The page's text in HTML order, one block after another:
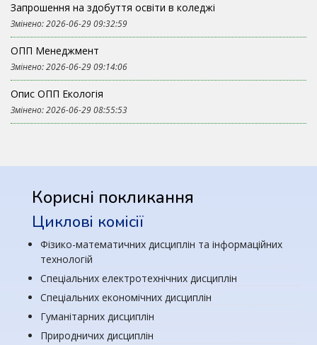
Запрошення на здобуття освіти в коледжі
Змінено: 2026-06-29 09:32:59
ОПП Менеджмент
Змінено: 2026-06-29 09:14:06
Опис ОПП Екологія
Змінено: 2026-06-29 08:55:53
Корисні покликання
Циклові комісії
Фізико-математичних дисциплін та інформаційних
технологій
Спеціальних електротехнічних дисциплін
Спеціальних економічних дисциплін
Гуманітарних дисциплін
Природничих дисциплін